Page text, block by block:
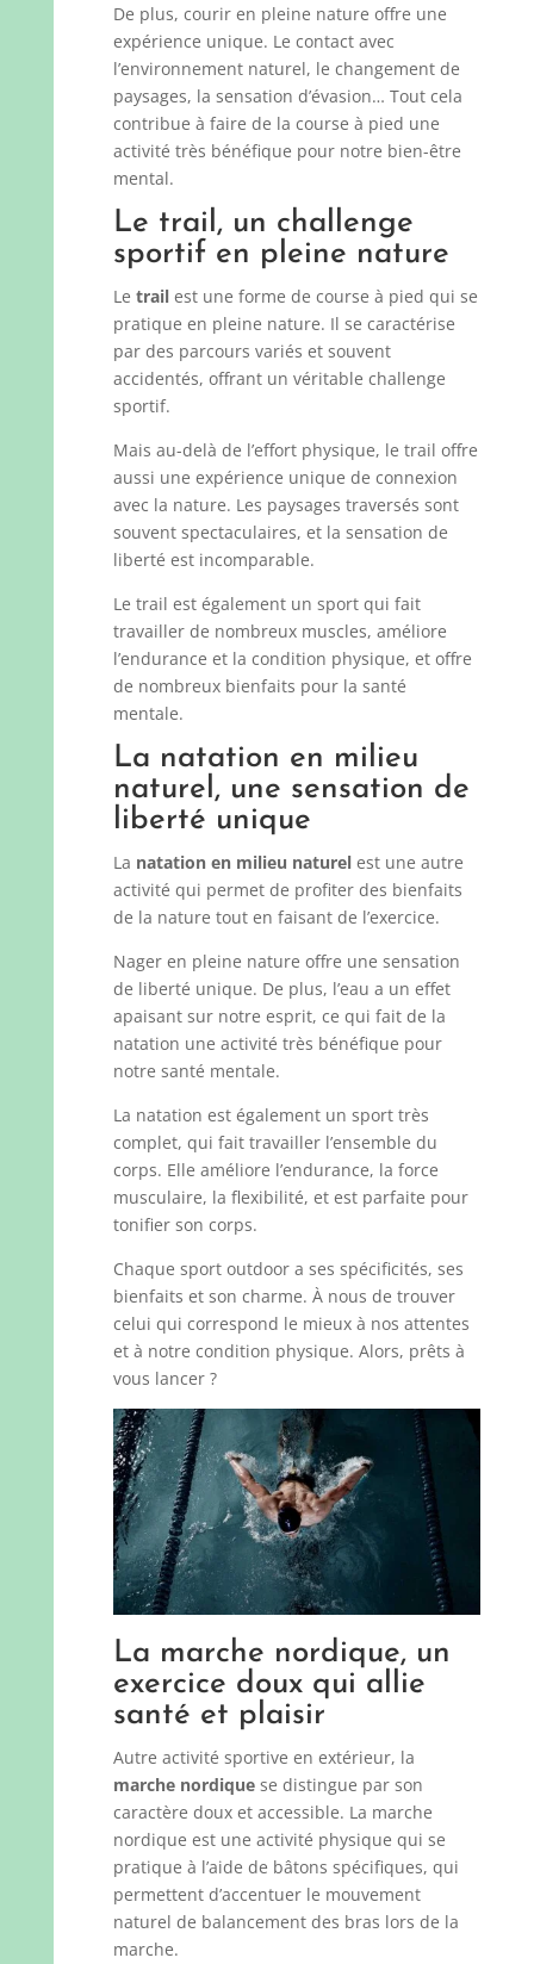
De plus, courir en pleine nature offre une
expérience unique. Le contact avec
l’environnement naturel, le changement de
paysages, la sensation d’évasion… Tout cela
contribue à faire de la course à pied une
activité très bénéfique pour notre bien-être
mental.
Le trail, un challenge
sportif en pleine nature
Le trailest une forme de course à pied qui se
pratique en pleine nature. Il se caractérise
par des parcours variés et souvent
accidentés, offrant un véritable challenge
sportif.
Mais au-delà de l’effort physique, le trail offre
aussi une expérience unique de connexion
avec la nature. Les paysages traversés sont
souvent spectaculaires, et la sensation de
liberté est incomparable.
Le trail est également un sport qui fait
travailler de nombreux muscles, améliore
l’endurance et la condition physique, et offre
de nombreux bienfaits pour la santé
mentale.
La natation en milieu
naturel, une sensation de
liberté unique
La natation en milieu naturelest une autre
activité qui permet de profiter des bienfaits
de la nature tout en faisant de l’exercice.
Nager en pleine nature offre une sensation
de liberté unique. De plus, l’eau a un effet
apaisant sur notre esprit, ce qui fait de la
natation une activité très bénéfique pour
notre santé mentale.
La natation est également un sport très
complet, qui fait travailler l’ensemble du
corps. Elle améliore l’endurance, la force
musculaire, la flexibilité, et est parfaite pour
tonifier son corps.
Chaque sport outdoor a ses spécificités, ses
bienfaits et son charme. À nous de trouver
celui qui correspond le mieux à nos attentes
et à notre condition physique. Alors, prêts à
vous lancer ?
La marche nordique, un
exercice doux qui allie
santé et plaisir
Autre activité sportive en extérieur, la
marche nordiquese distingue par son
caractère doux et accessible. La marche
nordique est une activité physique qui se
pratique à l’aide de bâtons spécifiques, qui
permettent d’accentuer le mouvement
naturel de balancement des bras lors de la
marche.